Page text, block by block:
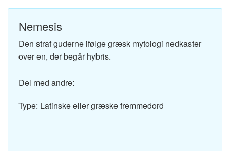
Nemesis
Den straf guderne ifølge græsk mytologi nedkaster
over en, der begår hybris.
Del med andre:
Type: Latinske eller græske fremmedord